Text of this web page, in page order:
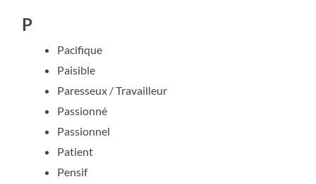
P
Pacifique
Paisible
Paresseux / Travailleur
Passionné
Passionnel
Patient
Pensif